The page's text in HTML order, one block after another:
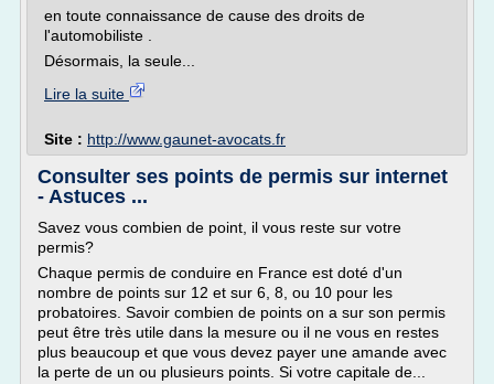
en toute connaissance de cause des droits de
l'automobiliste .
Désormais, la seule...
Lire la suite
Site : http://www.gaunet-avocats.fr
Consulter ses points de permis sur internet
- Astuces ...
Savez vous combien de point, il vous reste sur votre
permis?
Chaque permis de conduire en France est doté d'un
nombre de points sur 12 et sur 6, 8, ou 10 pour les
probatoires. Savoir combien de points on a sur son permis
peut être très utile dans la mesure ou il ne vous en restes
plus beaucoup et que vous devez payer une amande avec
la perte de un ou plusieurs points. Si votre capitale de...